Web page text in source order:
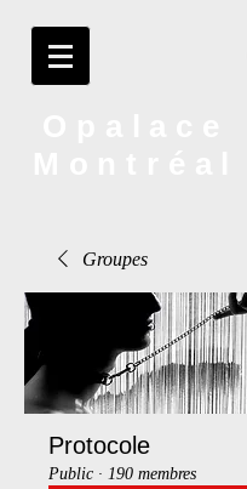
Groupes
Protocole
Public · 190 membres